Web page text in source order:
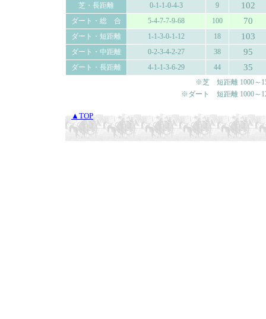
芝・長距離 0-1-1-0-4-3 9 102
ダート・総 合 5-4-7-7-9-68 100 70
ダート・短距離 1-1-3-0-1-12 18 103
ダート・中距離 0-2-3-4-2-27 38 95
ダート・長距離 4-1-1-3-6-29 44 35
※芝 短距離 1000～
※ダート 短距離 1000～
▲TOP